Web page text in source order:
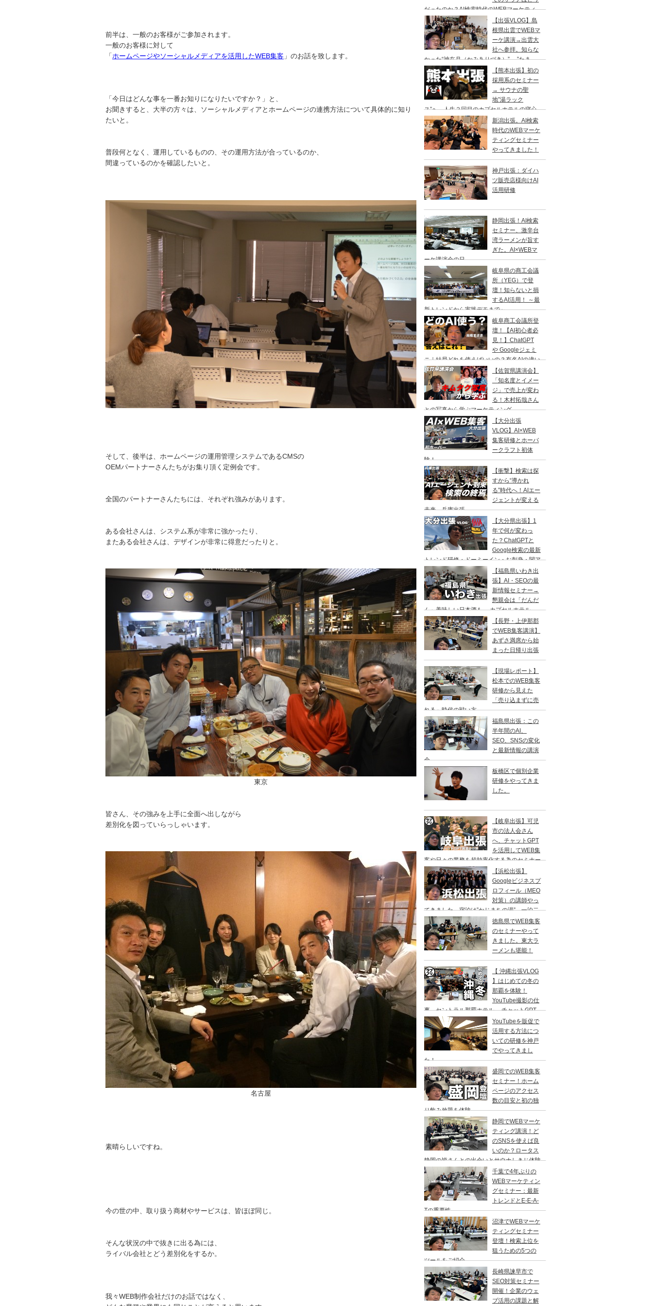
前半は、一般のお客様がご参加されます。
一般のお客様に対して
「ホームページやソーシャルメディアを活用したWEB集客 」のお話を致します。
「今日はどんな事を一番お知りになりたいですか？」と、
お聞きすると、大半の方々は、ソーシャルメディアとホームページの連携方法について具体的に知り
たいと。
普段何となく、運用しているものの、その運用方法が合っているのか、
間違っているのかを確認したいと。
そして、後半は、ホームページの運用管理システムであるCMSの
OEMパートナーさんたちがお集り頂く定例会です。
全国のパートナーさんたちには、それぞれ強みがあります。
ある会社さんは、システム系が非常に強かったり、
またある会社さんは、デザインが非常に得意だったりと。
東京
皆さん、その強みを上手に全面へ出しながら
差別化を図っていらっしゃいます。
名古屋
素晴らしいですね。
今の世の中、取り扱う商材やサービスは、皆ほぼ同じ。
そんな状況の中で抜きに出る為には、
ライバル会社とどう差別化をするか。
我々WEB制作会社だけのお話ではなく、
だったのか？AI検索時代のWEBマーケティ
ングのセミナー&YouTube撮影の仕事旅
【出張VLOG】島
根県出雲でWEBマ
ーケ講演→出雲大
社へ参拝。知らな
かった“神在月（かみありづき）”→ ”たま
き”で出雲そば、ドーミーイン出雲でサウナ
【熊本出張】初の
採用系のセミナー
→ サウナの聖
地”湯ラック
ス”へ、人生２回目のカプセルホテルの寝心
地はいかに？
新潟出張。AI検索
時代のWEBマーケ
ティングセミナー
やってきました！
神戸出張：ダイハ
ツ販売店様向けAI
活用研修
静岡出張！AI検索
セミナー、激辛台
湾ラーメンが旨す
ぎた。AI×WEBマ
ーケ講演会の日
岐阜県の商工会議
所（YEG）で登
壇！知らないと損
するAI活用！ ～最
新トレンドから実践デモまで～
岐阜商工会議所登
壇！【AI初心者必
見！】ChatGPT
や Googleジェミ
ニ｜結局どれを使えばいいの？有名AIの違い
やユーザー数の比較
【佐賀県講演会】
「知名度とイメー
ジ」で売上が変わ
る！木村拓哉さん
との写真から学ぶマーケティング
【大分出張
VLOG】AI×WEB
集客研修とホーバ
ークラフト初体
験！
【衝撃】検索は探
すから“導かれ
る”時代へ！AIエー
ジェントが変える
未来 兵庫出張
【大分県出張】1
年で何が変わっ
た？ChatGPTと
Google検索の最新
トレンド研修・ドーミーイン・お刺身・関ア
ジ・サウナ
【福島県いわき出
張】AI・SEOの最
新情報セミナー→
懇親会は「だんだ
ん」美味しい日本酒も→ カプセルホテル
「リフレ」でサウナの一泊二日旅【長野・上伊那郡
でWEB集客講演】
あずさ満席から始
まった日帰り出張
【現場レポート】
松本でのWEB集客
研修から見えた
「売り込まずに売
れる」時代の戦い方
福島県出張：この
半年間のAI、
SEO、SNSの変化
と最新情報の講演
会
板橋区で個別企業
研修をやってきま
した。
【岐阜出張】可児
市の法人会さん
へ、チャットGPT
を活用してWEB集
客や日々の業務を超効率化する為のセミナー
をやってきました。2年ぶりの登壇です。一
泊二日の旅。
【浜松出張】
Googleビジネスプ
ロフィール（MEO
対策）の講師やっ
てきました。宿泊は”かじまちの湯”。一泊二
日の旅
徳島県でWEB集客
のセミナーやって
きました。東大ラ
ーメンも堪能！
【 沖縄出張VLOG
】はじめての冬の
那覇を体験！
YouTube撮影の仕
事→セントラル那覇ホテル→ チャットGPT
研修／高橋真樹
YouTubeを販促で
活用する方法につ
いての研修を神戸
でやってきまし
た！
盛岡でのWEB集客
セミナー！ホーム
ページのアクセス
数の目安と初の独
り飲み放題を体験
静岡でWEBマーケ
ティング講演！ど
のSNSを使えば良
いのか？ロータス
静岡の皆さんとの出会いとサウナしきじ体験
千葉で4年ぶりの
WEBマーケティン
グセミナー：最新
トレンドとE-E-A-
Tの重要性
沼津でWEBマーケ
ティングセミナー
登壇！検索上位を
狙うための5つの
ツールをご紹介
長崎県諫早市で
SEO対策セミナー
開催！企業のウェ
ブ活用の課題と解